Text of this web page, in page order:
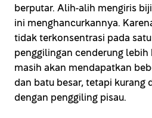
berputar. Alih-alih mengiris
ini menghancurkannya.
tidak terkonsentrasi pada
penggilingan cenderung lebih
masih akan mendapatkan
dan batu besar, tetapi kurang
dengan penggiling pisau.